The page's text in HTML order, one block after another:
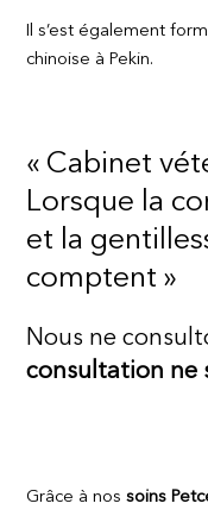
Il s’est également
chinoise à Pekin.
« Cabinet
Lorsque la
et la
comptent »
Nous ne
consultation ne
Grâce à nossoins